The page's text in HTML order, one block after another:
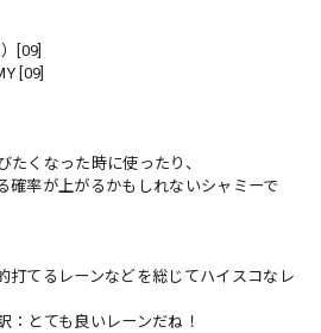
[09]
[09]
くなった時に使ったり、
確率が上がるかもしれないシャミーで
打てるレーンなどを総じてハイスコなレ
とても良いレーンだね！